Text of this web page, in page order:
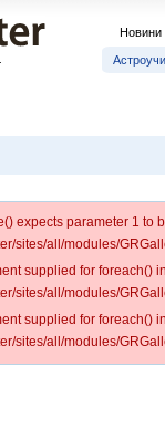
Новини
expects parameter 1 to
sites/all/modules/
supplied for foreach() in
sites/all/modules/
supplied for foreach() in
sites/all/modules/